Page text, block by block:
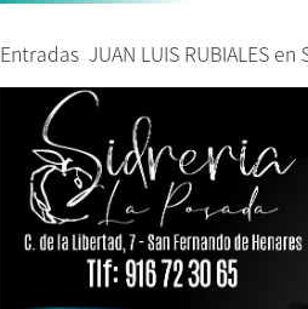
Entradas JUAN LUIS RUBIALES